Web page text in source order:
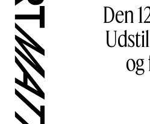
Den
og